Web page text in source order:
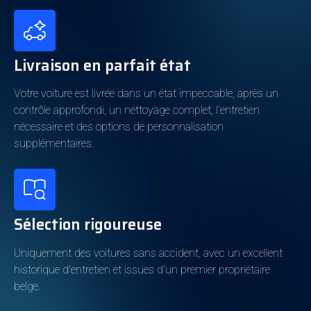
Poids à vide
Consommation énergétique
Carburant
Diesel
Classe d'émission
Couleur et Garnissage Intérieur
Couleur extérieure
Rouge
Metallic
Oui
La couleur de l'intérieur
Livraison en parfait état
Votre voiture est livrée dans un état impeccable, après un
contrôle approfondi, un nettoyage complet, l'entretien
nécessaire et des options de personnalisation
supplémentaires.
Sélection rigoureuse
Uniquement des voitures sans accident, avec un excellent
historique d'entretien et issues d'un premier propriétaire
belge.